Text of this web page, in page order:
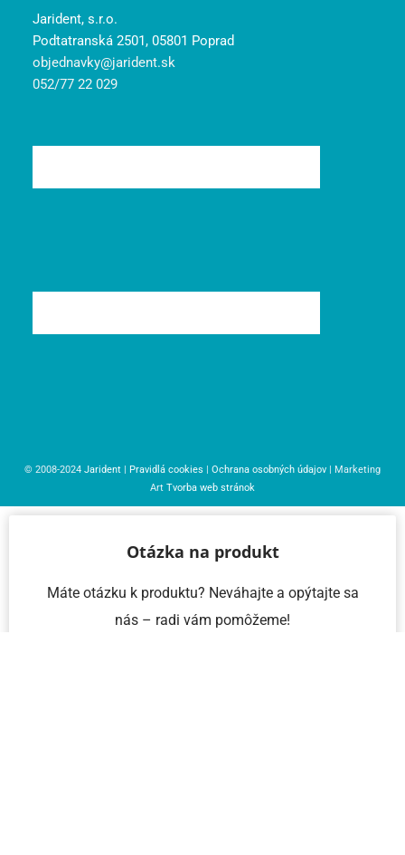
Jarident, s.r.o.
Podtatranská 2501, 05801 Poprad
objednavky@jarident.sk
052/77 22 029
© 2008-2024 Jarident | Pravidlá cookies | Ochrana osobných údajov | Marketing
Art Tvorba web stránok
Otázka na produkt
Máte otázku k produktu? Neváhajte a opýtajte sa
nás – radi vám pomôžeme!